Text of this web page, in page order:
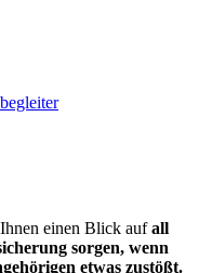
einen Blick aufall
sorgen, wenn
etwas zustößt.